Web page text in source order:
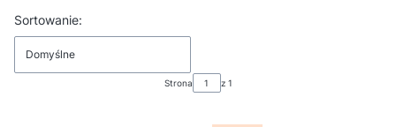
Lista produktów
Sortowanie:
Domyślne
Strona z 1